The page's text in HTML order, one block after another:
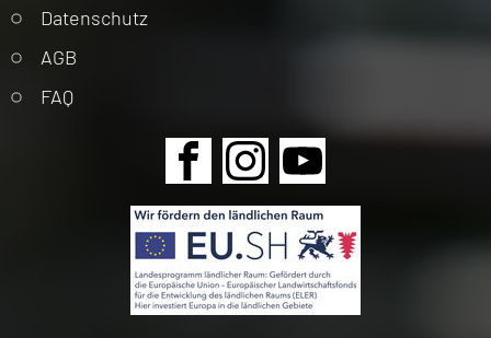
Datenschutz
AGB
FAQ
Navigation
überspringen